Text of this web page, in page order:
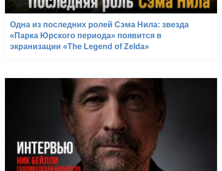
Одна из последних ролей Сэма Нила: звезда
«Парка Юрского периода» появится в
экранизации «The Legend of Zelda»